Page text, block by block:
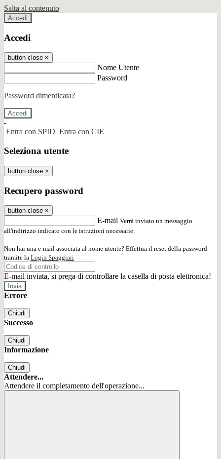
Salta al contenuto
Accedi
Accedi
button close ×
Nome Utente
Password
Password dimenticata?
-
Entra con SPID Entra con CIE
Seleziona utente
button close ×
Recupero password
button close ×
E-mail Verrà inviato un messaggio
all'indirizzo indicato con le istruzioni necessarie.
Non hai una e-mail associata al nome utente? Effettua il reset della password
tramite la Login Spaggiari
E-mail inviata, si prega di controllare la casella di posta elettronica!
Errore
Chiudi
Successo
Chiudi
Informazione
Chiudi
Attendere...
Attendere il completamento dell'operazione...